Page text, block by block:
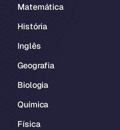
Matemática
História
Inglês
Geografia
Biologia
Química
Física